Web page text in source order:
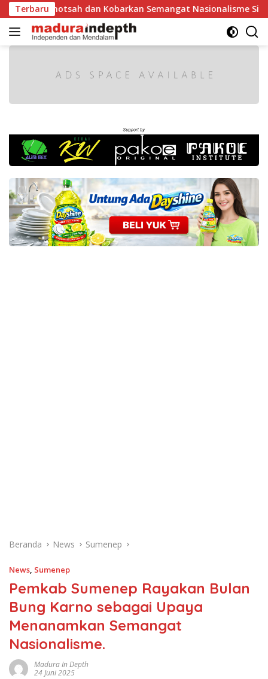
Langsung
ke
konten
Terbaru
dan Kobarkan Semangat Nasionalisme Siswa
Beranda News Sumenep
News, Sumenep
Pemkab Sumenep Rayakan Bulan
Bung Karno sebagai Upaya
Menanamkan Semangat
Nasionalisme.
Madura In Depth
24 Juni 2025